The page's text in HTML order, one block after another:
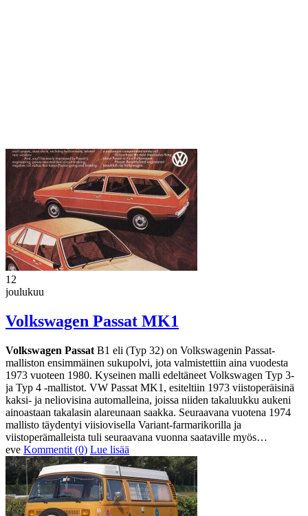
12
joulukuu
Volkswagen Passat MK1
Volkswagen Passat B1 eli (Typ 32) on Volkswagenin Passat-
malliston ensimmäinen sukupolvi, jota valmistettiin aina vuodesta
1973 vuoteen 1980. Kyseinen malli edeltäneet Volkswagen Typ 3-
ja Typ 4 -mallistot. VW Passat MK1, esiteltiin 1973 viistoperäisinä
kaksi- ja neliovisina automalleina, joissa niiden takaluukku aukeni
ainoastaan takalasin alareunaan saakka. Seuraavana vuotena 1974
mallisto täydentyi viisiovisella Variant-farmarikorilla ja
viistoperämalleista tuli seuraavana vuonna saataville myös…
eve Kommentit (0) Lue lisää